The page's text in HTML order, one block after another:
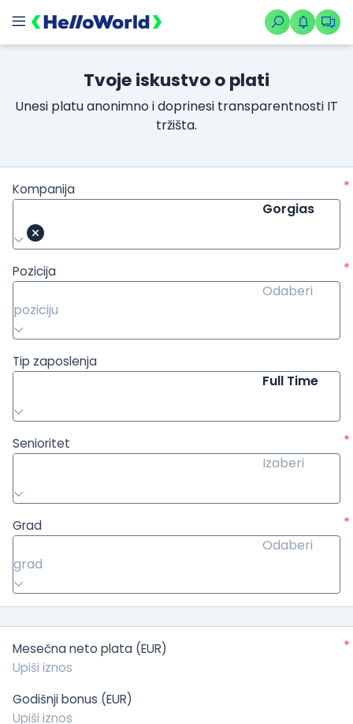
Tvoje iskustvo o plati
Unesi platu anonimno i doprinesi transparentnosti IT
tržišta.
Kompanija
*
Gorgias
Pozicija
*
Odaberi
poziciju
Tip zaposlenja
Full Time
Senioritet
*
Izaberi
Grad
*
Odaberi
grad
Mesečna neto plata (EUR) *
Godišnji bonus (EUR)